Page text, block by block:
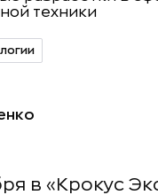
в «Крокус